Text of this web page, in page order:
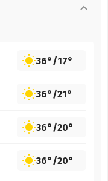
36°/17°
36°/21°
36°/20°
36°/20°